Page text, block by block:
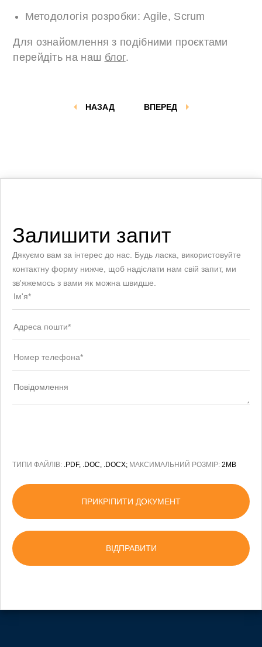
Методологія розробки: Agile, Scrum
Для ознайомлення з подібними проєктами
перейдіть на наш блог.
ВПЕРЕД
НАЗАД
Залишити запит
Дякуємо вам за інтерес до нас. Будь ласка, використовуйте
контактну форму нижче, щоб надіслати нам свій запит, ми
зв'яжемось з вами як можна швидше.
ТИПИ ФАЙЛІВ: .PDF, .DOC, .DOCX; МАКСИМАЛЬНИЙ РОЗМІР: 2MB
ПРИКРІПИТИ ДОКУМЕНТ